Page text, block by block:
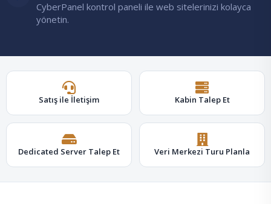
CyberPanel kontrol paneli ile web sitelerinizi kolayca
yönetin.
Satış ile İletişim Kabin Talep Et
Dedicated Server Talep Et Veri Merkezi Turu Planla